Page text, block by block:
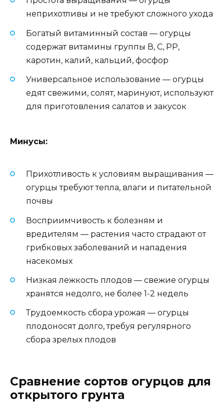
неприхотливы и не требуют сложного ухода
Богатый витаминный состав — огурцы
содержат витамины группы В, С, РР,
каротин, калий, кальций, фосфор
Универсальное использование — огурцы
едят свежими, солят, маринуют, используют
для приготовления салатов и закусок
Минусы:
Прихотливость к условиям выращивания —
огурцы требуют тепла, влаги и питательной
почвы
Восприимчивость к болезням и
вредителям — растения часто страдают от
грибковых заболеваний и нападения
насекомых
Низкая лежкость плодов — свежие огурцы
хранятся недолго, не более 1-2 недель
Трудоемкость сбора урожая — огурцы
плодоносят долго, требуя регулярного
сбора зрелых плодов
Сравнение сортов огурцов для
открытого грунта